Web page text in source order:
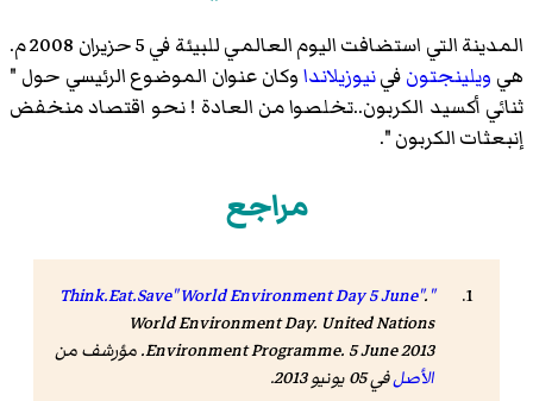
المدينة التي استضافت اليوم العالمي للبيئة في 5 حزيران 2008 م.
هي ويلينجتونفينيوزيلانداوكان عنوان الموضوع الرئيسي حول "
ثنائي أكسيد الكربون..تخلصوا من العادة ! نحو اقتصاد منخفض
إنبعثات الكربون ".
مراجع
"Think.Eat.Save" World Environment Day 5 June"
.
World Environment Day. United Nations
Environment Programme. 5 June 2013. مؤرشف من
الأصلفي 05 يونيو 2013
.